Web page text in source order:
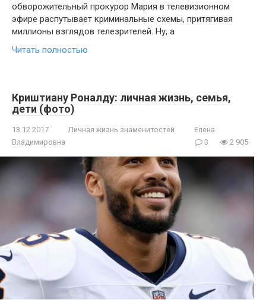
обворожительный прокурор Мария в телевизионном
эфире распутывает криминальные схемы, притягивая
миллионы взглядов телезрителей. Ну, а
Читать полностью
Криштиану Роналду: личная жизнь, семья,
дети (фото)
13.12.2017 Личная жизнь знаменитостей
Елена
Владимировна
3 2 905